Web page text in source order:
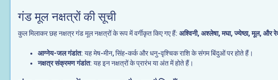
गंड मूल नक्षत्रों की सूची
कुल मिलाकर छह नक्षत्र गंड मूल नक्षत्रों के रूप में वर्गीकृत किए गए हैं: अश्विनी, अश्लेषा, मघा, ज्येष्ठा, मूल, और
आग्नेय-जल गंडांत: यह मेष-मीन, सिंह-कर्क और धनु-वृश्चिक राशि के संगम बिंदुओं पर होते हैं।
नक्षत्र संक्रमण गंडांत: यह इन नक्षत्रों के प्रारंभ या अंत में होते हैं।